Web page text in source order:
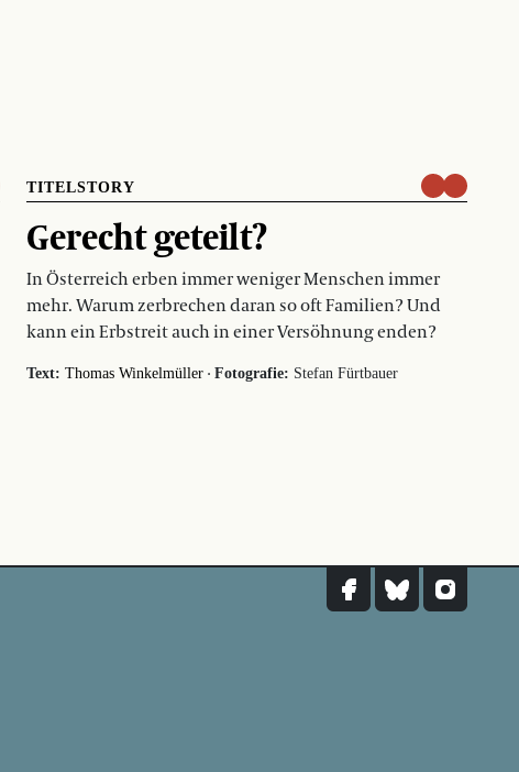
TITELSTORY
Gerecht geteilt?
In Österreich erben immer weniger Menschen immer
mehr. Warum zerbrechen daran so oft Familien? Und
kann ein Erbstreit auch in einer Versöhnung enden?
Text: Thomas Winkelmüller ·Fotografie: Stefan Fürtbauer